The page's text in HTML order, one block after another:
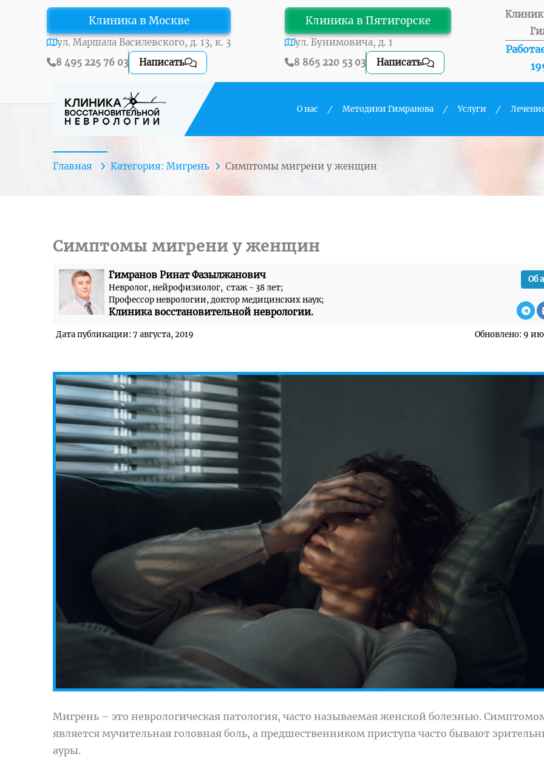
Клиника в Москве
ул. Маршала Василевского, д. 13, к. 3
8 495 225 76 03
Написать
Клиника в Пятигорске
ул. Бунимовича, д. 1
8 865 220 53 03
Написать
О нас Методики Гимранова Услуги
Главная Категория: Мигрень Симптомы мигрени у женщин
Симптомы мигрени у женщин
Гимранов Ринат Фазылжанович
Невролог, нейрофизиолог, стаж - 38 лет;
Профессор неврологии, доктор медицинских наук;
Клиника восстановительной неврологии.
Об
Дата публикации: 7 августа, 2019 Обновлено: 9
Мигрень – это неврологическая патология, часто называемая женской болезнью.
является мучительная головная боль, а предшественником приступа часто бывают
ауры.